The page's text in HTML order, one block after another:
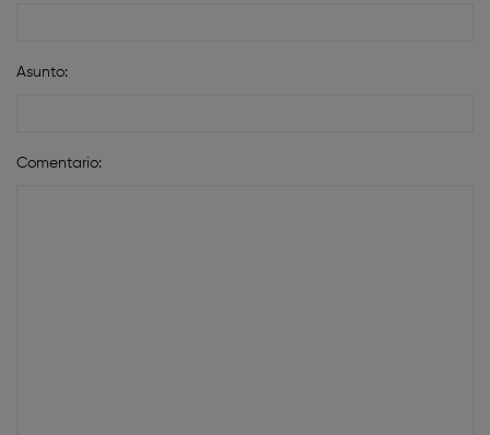
Asunto:
Comentario: